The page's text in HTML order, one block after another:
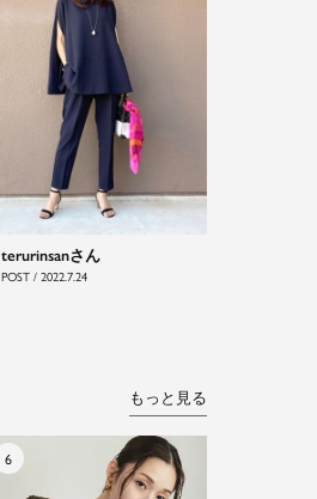
terurinsan
POST / 2022.7.24
もっと見る